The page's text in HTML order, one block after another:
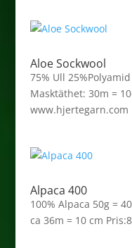
Aloe Sockwool
75% Ull
Masktäthet: 30m =
www.hjertegarn.com
Alpaca 400
100% Alpaca 50g =
ca 36m = 10 cm